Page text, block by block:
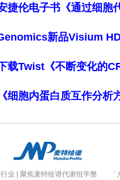
捷伦电子书《通过细胞
新品Visium
载Twist《不断变化的
细胞内蛋白质互作分析
业 | 聚焦麦特绘谱代谢组学整